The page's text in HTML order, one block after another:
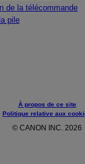
de la télécommande
pile
À propos de ce site
Politique relative aux
© CANON INC. 2026